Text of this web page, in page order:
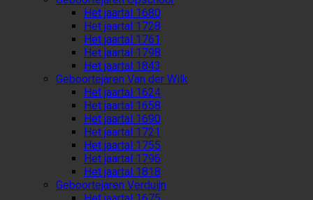
Het jaartal 1680
Het jaartal 1728
Het jaartal 1761
Het jaartal 1798
Het jaartal 1843
Geboortejaren Van der Wilk
Het jaartal 1624
Het jaartal 1658
Het jaartal 1690
Het jaartal 1721
Het jaartal 1755
Het jaartal 1796
Het jaartal 1818
Geboortejaren Verduijn